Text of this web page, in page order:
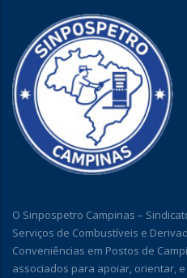
O Sinpospetro Campinas –
Serviços de Combustíveis e
Conveniências em Postos de
associados para apoiar, orientar,